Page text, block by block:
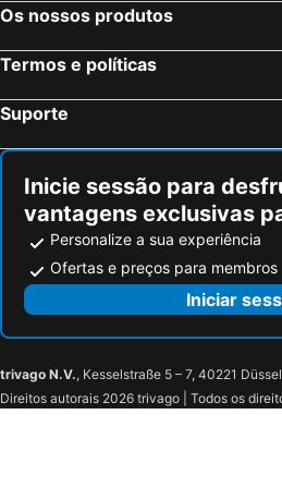
ibis budget Roissy CDG Paris Nord 2
B&B HOTEL Paris Clichy-sous-Bois
Tribe Paris Pantin
B&B HOTEL Paris Nord 2 CDG Aéroport
Moxy Paris Charles de Gaulle Airport
Le
Geographotel Paris-Roissy CDG Airport
YOTELAIR Paris CDG - Transit Hotel - Terminal 2E
Novotel Paris Charles de Gaulle Airport
Os nossos produtos
Termos e políticas
Suporte
Inicie sessão para
vantagens exclusivas
Personalize a sua experiência
Ofertas e preços para membros
Iniciar
trivago N.V., Kesselstraße 5 – 7, 40221
Direitos autorais 2026 trivago | Todos os